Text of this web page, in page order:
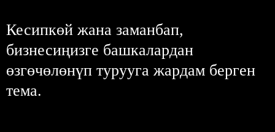
Кесипкөй жана заманбап,
бизнесиңизге башкалардан
өзгөчөлөнүп турууга жардам берген
тема.